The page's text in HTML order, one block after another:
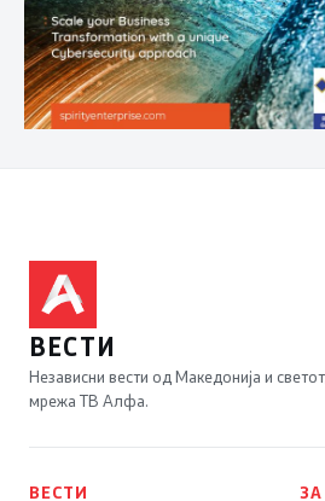
ВЕСТИ
Независни вести од Македонија и
мрежа ТВ Алфа.
ВЕСТИ